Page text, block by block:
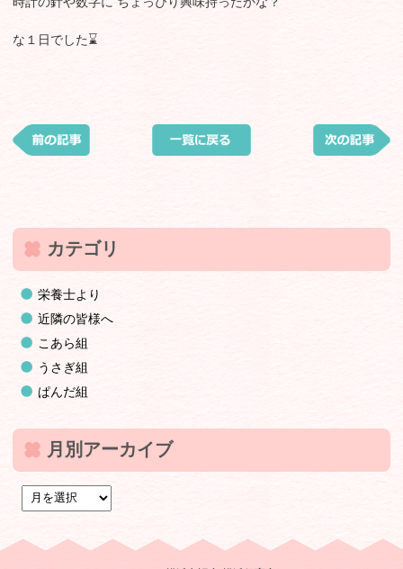
な１日でした⌛️
カテゴリ
栄養士より
近隣の皆様へ
こあら組
うさぎ組
ぱんだ組
月別アーカイブ